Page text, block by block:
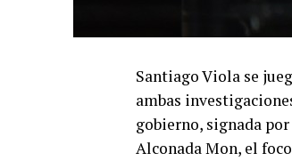
Santiago Viola se
ambas
gobierno, signada
Alconada Mon, el